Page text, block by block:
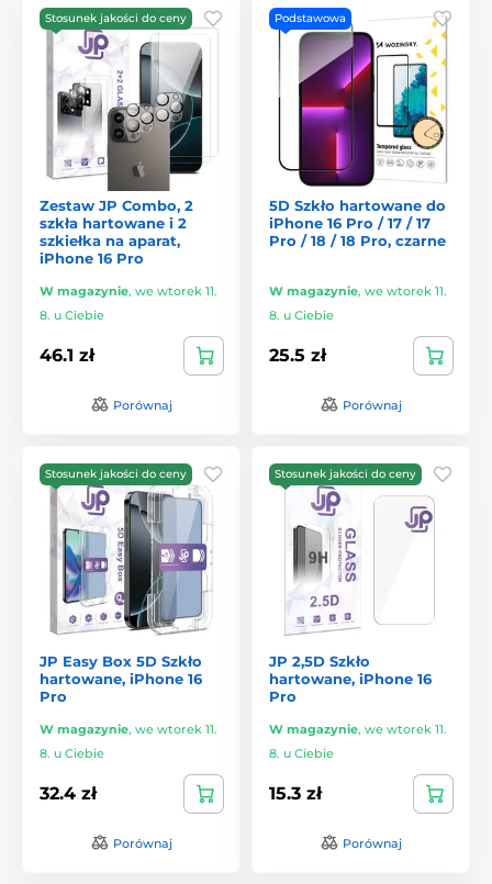
Stosunek jakości do ceny
Zestaw JP Combo, 2
szkła hartowane i 2
szkiełka na aparat,
iPhone 16 Pro
W magazynie, we wtorek 11.
8. u Ciebie
46.1 zł
Porównaj
Podstawowa
5D Szkło hartowane do
iPhone 16 Pro / 17 / 17
Pro / 18 / 18 Pro, czarne
W magazynie, we wtorek 11.
8. u Ciebie
25.5 zł
Porównaj
Stosunek jakości do ceny
JP Easy Box 5D Szkło
hartowane, iPhone 16
Pro
W magazynie, we wtorek 11.
8. u Ciebie
32.4 zł
Porównaj
Stosunek jakości do ceny
JP 2,5D Szkło
hartowane, iPhone 16
Pro
W magazynie, we wtorek 11.
8. u Ciebie
15.3 zł
Porównaj